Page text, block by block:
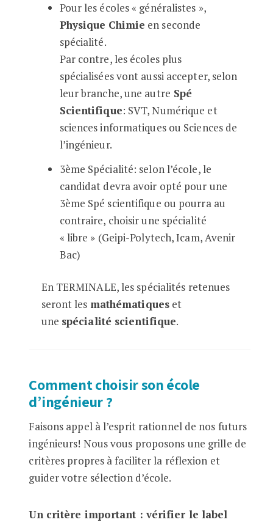
Pour les écoles « généralistes »,
Physique Chimie en seconde
spécialité.
Par contre, les écoles plus
spécialisées vont aussi accepter, selon
leur branche, une autre Spé
Scientifique: SVT, Numérique et
sciences informatiques ou Sciences de
l’ingénieur.
3ème Spécialité: selon l’école, le
candidat devra avoir opté pour une
3ème Spé scientifique ou pourra au
contraire, choisir une spécialité
« libre » (Geipi-Polytech, Icam, Avenir
Bac)
En TERMINALE, les spécialités retenues
seront les mathématiqueset
une spécialité scientifique.
Comment choisir son école
d’ingénieur ?
Faisons appel à l’esprit rationnel de nos futurs
ingénieurs! Nous vous proposons une grille de
critères propres à faciliter la réflexion et
guider votre sélection d’école.
Un critère important : vérifier le label